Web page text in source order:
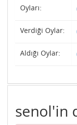
Oyları:
Verdiği Oylar:
Aldığı Oylar:
senol'in